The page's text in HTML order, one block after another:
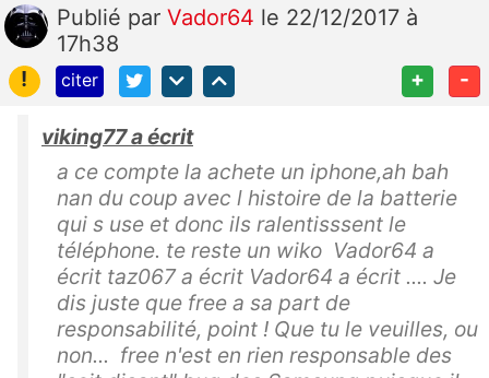
Publié par Vador64 le 22/12/2017 à
17h38
!
citer + -
viking77 a écrit
a ce compte la achete un iphone,ah bah
nan du coup avec l histoire de la batterie
qui s use et donc ils ralentisssent le
téléphone. te reste un wiko Vador64 a
écrit taz067 a écrit Vador64 a écrit .... Je
dis juste que free a sa part de
responsabilité, point ! Que tu le veuilles, ou
non... free n'est en rien responsable des